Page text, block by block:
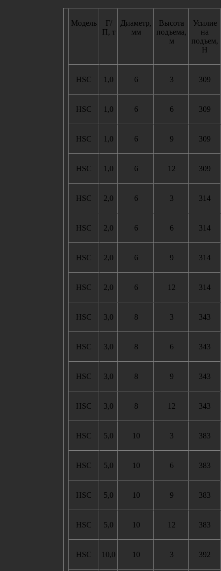
Модель
Г/
П, т
Диаметр,
мм
Высота
подъема,
м
Усилие
на
подъем,
Н
HSC 1,0 6 3 309
HSC 1,0 6 6 309
HSC 1,0 6 9 309
HSC 1,0 6 12 309
HSC 2,0 6 3 314
HSC 2,0 6 6 314
HSC 2,0 6 9 314
HSC 2,0 6 12 314
HSC 3,0 8 3 343
HSC 3,0 8 6 343
HSC 3,0 8 9 343
HSC 3,0 8 12 343
HSC 5,0 10 3 383
HSC 5,0 10 6 383
HSC 5,0 10 9 383
HSC 5,0 10 12 383
HSC 10,0 10 3 392